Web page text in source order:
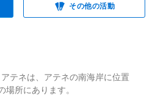
その他の活動
テネは、アテネの南海岸に位置
所にあります。